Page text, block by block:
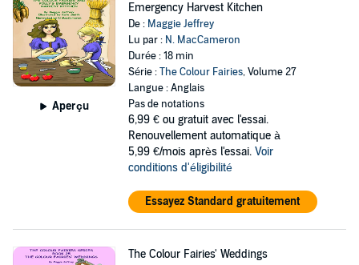
Aperçu
Emergency Harvest Kitchen
De : Maggie Jeffrey
Lu par : N. MacCameron
Durée : 18 min
Série :The Colour Fairies, Volume 27
Langue : Anglais
Pas de notations
6,99 € ou gratuit avec l'essai.
Renouvellement automatique à
5,99 €/mois après l'essai. Voir
conditions d'éligibilité
Essayez Standard gratuitement
The Colour Fairies' Weddings